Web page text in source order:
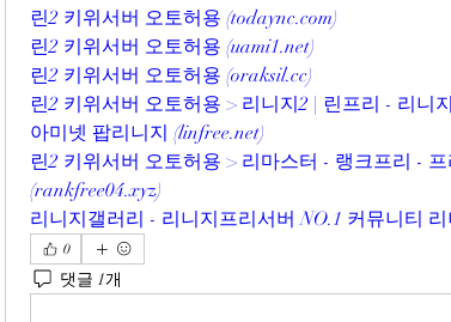
린2 키위서버 오토허용 (todaync.com)
린2 키위서버 오토허용 (uami1.net)
린2 키위서버 오토허용 (oraksil.cc)
린2 키위서버 오토허용 > 리니지2 | 린프리 - 리니
아미넷 팝리니지 (linfree.net)
린2 키위서버 오토허용 > 리마스터 - 랭크프리 -
(rankfree04.xyz)
리니지갤러리 - 리니지프리서버 NO.1 커뮤니티
0
댓글 1개